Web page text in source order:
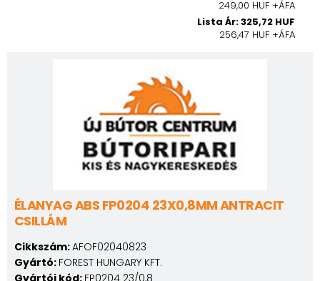
249,00 HUF +ÁFA
Lista Ár: 325,72 HUF
256,47 HUF +ÁFA
ÉLANYAG ABS FP0204 23X0,8MM ANTRACIT
CSILLÁM
Cikkszám:AFOF02040823
Gyártó: FOREST HUNGARY KFT.
Gyártói kód: FP0204 23/0,8